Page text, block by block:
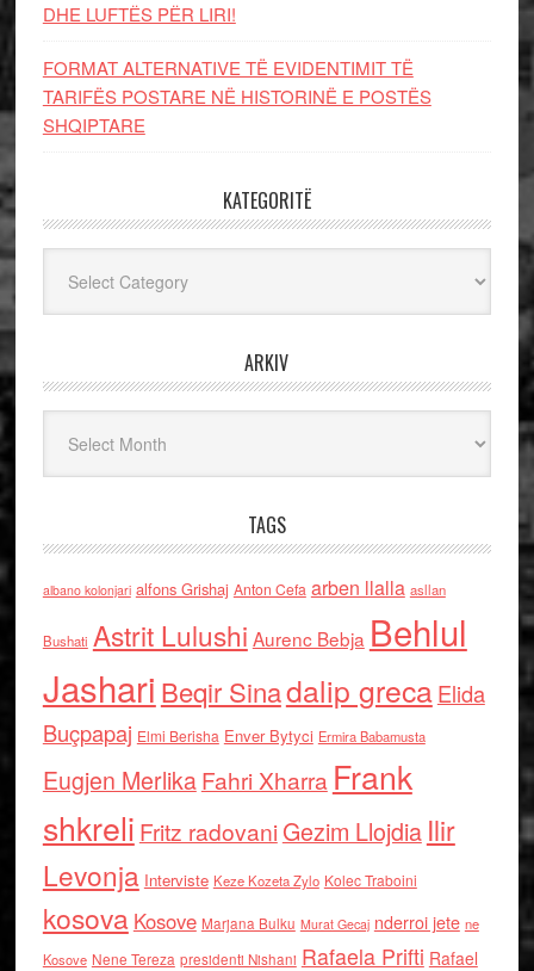
DHE LUFTЁS PЁR LIRI!
FORMAT ALTERNATIVE TË EVIDENTIMIT TË
TARIFËS POSTARE NË HISTORINË E POSTËS
SHQIPTARE
KATEGORITË
ARKIV
TAGS
albano kolonjari alfons Grishaj Anton Cefa arben llalla asllan
Bushati Astrit Lulushi Aurenc Bebja Behlul
Jashari Beqir Sinadalip grecaElida
Buçpapaj Elmi Berisha Enver Bytyci Ermira Babamusta
Eugjen MerlikaFahri Xharra Frank
shkreli Fritz radovaniGezim Llojdia Ilir
Levonja Interviste Keze Kozeta Zylo Kolec Traboini
kosova Kosove Marjana Bulku Murat Gecaj nderroi jete ne
Kosove Nene Tereza presidenti Nishani Rafaela Prifti Rafael